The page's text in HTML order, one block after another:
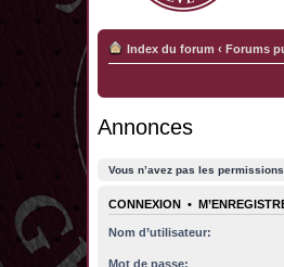
Index du forum ‹ Forums
Annonces
Vous n’avez pas les
CONNEXION •
Nom d’utilisateur:
Mot de passe: